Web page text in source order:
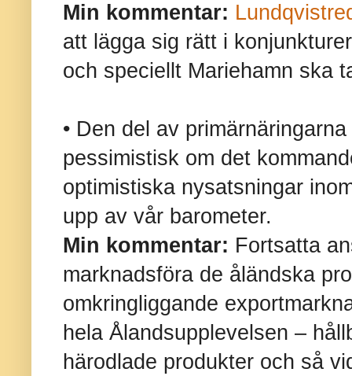
Min kommentar:
att lägga sig rätt i
och speciellt Mariehamn ska
• Den del av
pessimistisk om det
optimistiska nysatsningar
upp av vår barometer.
Min kommentar: Fortsatta
marknadsföra de åländska
omkringliggande
hela Ålandsupplevelsen –
härodlade produkter och så